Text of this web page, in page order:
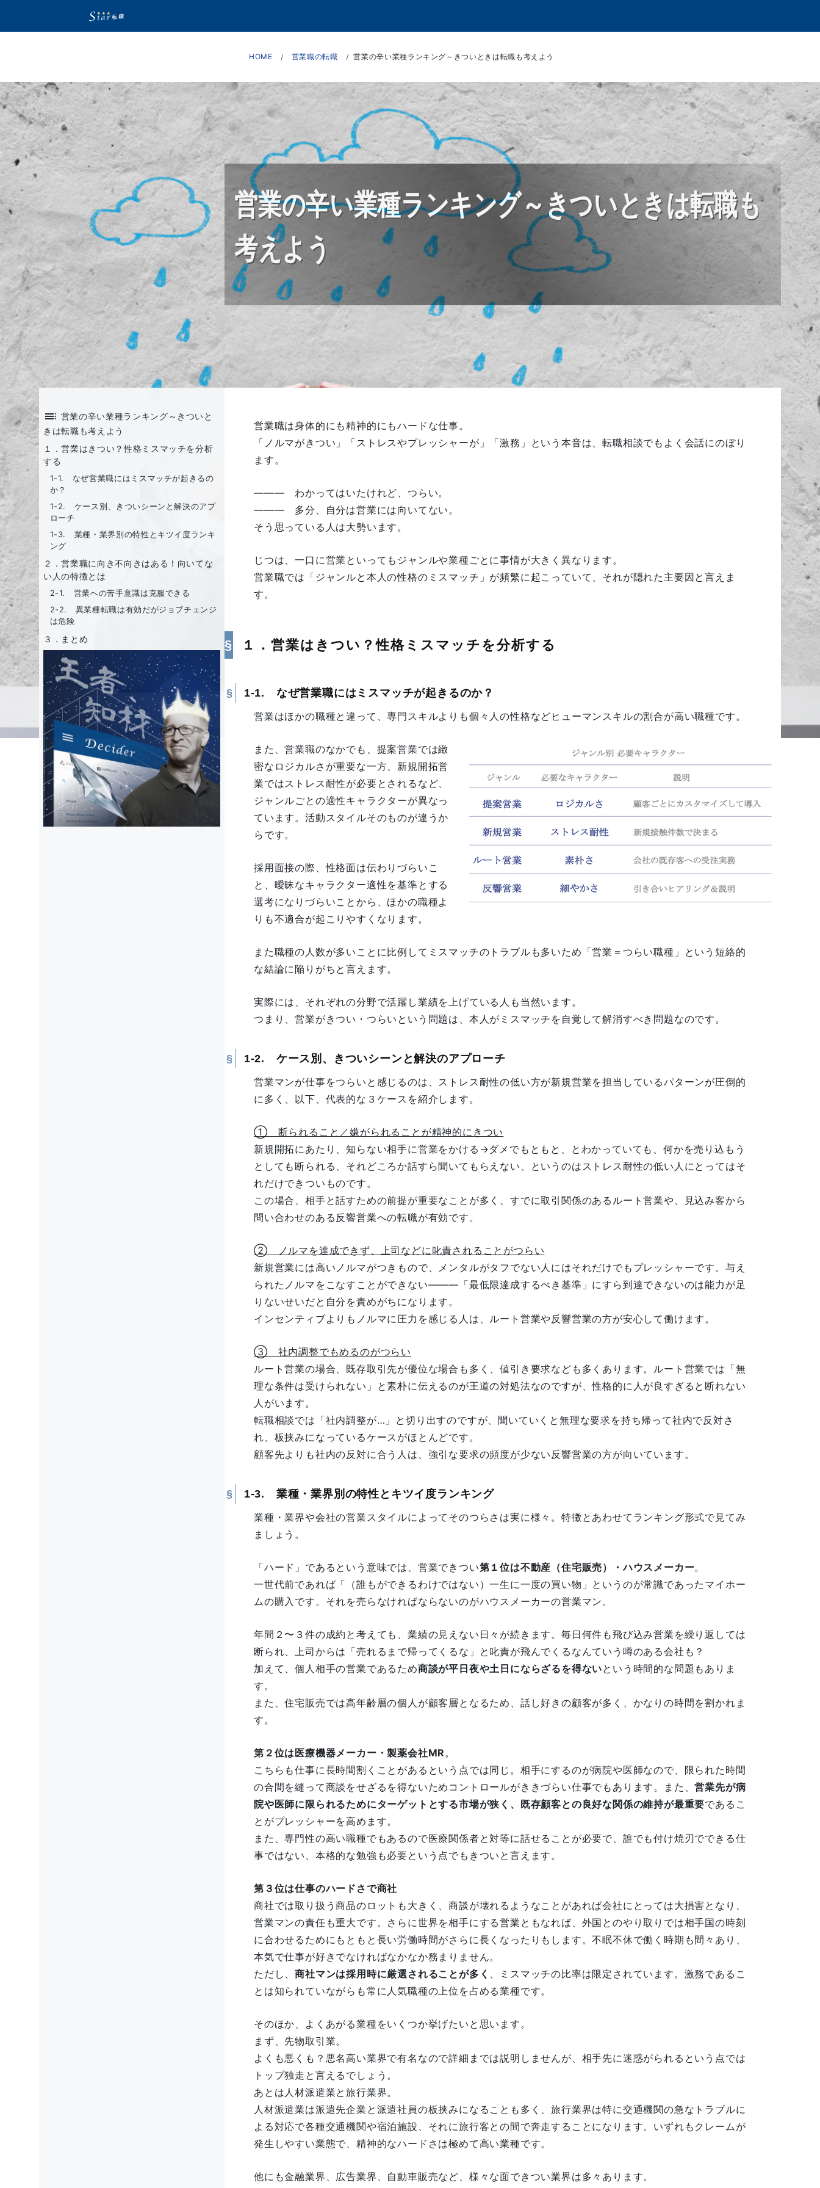
HOME 営業職の転職 営業の辛い業種ランキング～きついときは転職も考えよう
営業の辛い業種ランキング～きついときは転職も
考えよう
toc 営業の辛い業種ランキング～きついと
きは転職も考えよう
１．営業はきつい？性格ミスマッチを分析
する
1-1. なぜ営業職にはミスマッチが起きるの
か？
1-2. ケース別、きついシーンと解決のアプ
ローチ
1-3. 業種・業界別の特性とキツイ度ランキ
ング
２．営業職に向き不向きはある！向いてな
い人の特徴とは
2-1. 営業への苦手意識は克服できる
2-2. 異業種転職は有効だがジョブチェンジ
は危険
３．まとめ
営業職は身体的にも精神的にもハードな仕事。
「ノルマがきつい」「ストレスやプレッシャーが」「激務」という本音は、転職相談でもよく会話にのぼり
ます。
――― わかってはいたけれど、つらい。
――― 多分、自分は営業には向いてない。
そう思っている人は大勢います。
じつは、一口に営業といってもジャンルや業種ごとに事情が大きく異なります。
営業職では「ジャンルと本人の性格のミスマッチ」が頻繁に起こっていて、それが隠れた主要因と言えま
す。
１．営業はきつい？性格ミスマッチを分析する
1-1. なぜ営業職にはミスマッチが起きるのか？
営業はほかの職種と違って、専門スキルよりも個々人の性格などヒューマンスキルの割合が高い職種です。
また、営業職のなかでも、提案営業では緻
密なロジカルさが重要な一方、新規開拓営
業ではストレス耐性が必要とされるなど、
ジャンルごとの適性キャラクターが異なっ
ています。活動スタイルそのものが違うか
らです。
採用面接の際、性格面は伝わりづらいこ
と、曖昧なキャラクター適性を基準とする
選考になりづらいことから、ほかの職種よ
りも不適合が起こりやすくなります。
また職種の人数が多いことに比例してミスマッチのトラブルも多いため「営業＝つらい職種」という短絡的
な結論に陥りがちと言えます。
実際には、それぞれの分野で活躍し業績を上げている人も当然います。
つまり、営業がきつい・つらいという問題は、本人がミスマッチを自覚して解消すべき問題なのです。
1-2. ケース別、きついシーンと解決のアプローチ
営業マンが仕事をつらいと感じるのは、ストレス耐性の低い方が新規営業を担当しているパターンが圧倒的
に多く、以下、代表的な３ケースを紹介します。
① 断られること／嫌がられることが精神的にきつい
新規開拓にあたり、知らない相手に営業をかける→ダメでもともと、とわかっていても、何かを売り込もう
としても断られる、それどころか話すら聞いてもらえない、というのはストレス耐性の低い人にとってはそ
れだけできついものです。
この場合、相手と話すための前提が重要なことが多く、すでに取引関係のあるルート営業や、見込み客から
問い合わせのある反響営業への転職が有効です。
② ノルマを達成できず、上司などに叱責されることがつらい
新規営業には高いノルマがつきもので、メンタルがタフでない人にはそれだけでもプレッシャーです。与え
られたノルマをこなすことができない―――「最低限達成するべき基準」にすら到達できないのは能力が足
りないせいだと自分を責めがちになります。
インセンティブよりもノルマに圧力を感じる人は、ルート営業や反響営業の方が安心して働けます。
③ 社内調整でもめるのがつらい
ルート営業の場合、既存取引先が優位な場合も多く、値引き要求なども多くあります。ルート営業では「無
理な条件は受けられない」と素朴に伝えるのが王道の対処法なのですが、性格的に人が良すぎると断れない
人がいます。
転職相談では「社内調整が…」と切り出すのですが、聞いていくと無理な要求を持ち帰って社内で反対さ
れ、板挟みになっているケースがほとんどです。
顧客先よりも社内の反対に合う人は、強引な要求の頻度が少ない反響営業の方が向いています。
1-3. 業種・業界別の特性とキツイ度ランキング
業種・業界や会社の営業スタイルによってそのつらさは実に様々。特徴とあわせてランキング形式で見てみ
ましょう。
「ハード」であるという意味では、営業できつい第１位は不動産（住宅販売）・ハウスメーカー。
一世代前であれば「（誰もができるわけではない）一生に一度の買い物」というのが常識であったマイホー
ムの購入です。それを売らなければならないのがハウスメーカーの営業マン。
年間２〜３件の成約と考えても、業績の見えない日々が続きます。毎日何件も飛び込み営業を繰り返しては
断られ、上司からは「売れるまで帰ってくるな」と叱責が飛んでくるなんていう噂のある会社も？
加えて、個人相手の営業であるため商談が平日夜や土日にならざるを得ないという時間的な問題もありま
す。
また、住宅販売では高年齢層の個人が顧客層となるため、話し好きの顧客が多く、かなりの時間を割かれま
す。
第２位は医療機器メーカー・製薬会社MR 。
こちらも仕事に長時間割くことがあるという点では同じ。相手にするのが病院や医師なので、限られた時間
の合間を縫って商談をせざるを得ないためコントロールがききづらい仕事でもあります。また、営業先が病
院や医師に限られるためにターゲットとする市場が狭く、既存顧客との良好な関係の維持が最重要であるこ
とがプレッシャーを高めます。
また、専門性の高い職種でもあるので医療関係者と対等に話せることが必要で、誰でも付け焼刃でできる仕
事ではない、本格的な勉強も必要という点でもきついと言えます。
第３位は仕事のハードさで商社
商社では取り扱う商品のロットも大きく、商談が壊れるようなことがあれば会社にとっては大損害となり、
営業マンの責任も重大です。さらに世界を相手にする営業ともなれば、外国とのやり取りでは相手国の時刻
に合わせるためにもともと長い労働時間がさらに長くなったりもします。不眠不休で働く時期も間々あり、
本気で仕事が好きでなければなかなか務まりません。
ただし、商社マンは採用時に厳選されることが多く
、ミスマッチの比率は限定されています。激務であるこ
とは知られていながらも常に人気職種の上位を占める業種です。
そのほか、よくあがる業種をいくつか挙げたいと思います。
まず、先物取引業。
よくも悪くも？悪名高い業界で有名なので詳細までは説明しませんが、相手先に迷惑がられるという点では
トップ独走と言えるでしょう。
あとは人材派遣業と旅行業界。
人材派遣業は派遣先企業と派遣社員の板挟みになることも多く、旅行業界は特に交通機関の急なトラブルに
よる対応で各種交通機関や宿泊施設、それに旅行客との間で奔走することになります。いずれもクレームが
発生しやすい業態で、精神的なハードさは極めて高い業種です。
他にも金融業界、広告業界、自動車販売など、様々な面できつい業界は多々あります。